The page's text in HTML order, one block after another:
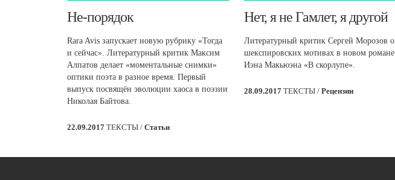
​Не-порядок
Rara Avis запускает новую рубрику «Тогда
и сейчас». Литературный критик Максим
Алпатов делает «моментальные снимки»
оптики поэта в разное время. Первый
выпуск посвящён эволюции хаоса в поэзии
Николая Байтова.
22.09.2017 ТЕКСТЫ / Статьи
​Нет, я не Гамлет, я другой
Литературный критик Сергей Морозов о
шекспировских мотивах в новом романе
Иэна Макьюэна «В скорлупе».
28.09.2017 ТЕКСТЫ / Рецензии